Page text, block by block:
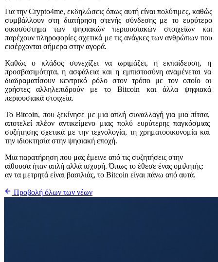
Για την Crypto4me, εκδηλώσεις όπως αυτή είναι πολύτιμες, καθώς
συμβάλλουν στη διατήρηση στενής σύνδεσης με το ευρύτερο
οικοσύστημα των ψηφιακών περιουσιακών στοιχείων και
παρέχουν πληροφορίες σχετικά με τις ανάγκες των ανθρώπων που
εισέρχονται σήμερα στην αγορά.
Καθώς ο κλάδος συνεχίζει να ωριμάζει, η εκπαίδευση, η
προσβασιμότητα, η ασφάλεια και η εμπιστοσύνη αναμένεται να
διαδραματίσουν κεντρικό ρόλο στον τρόπο με τον οποίο οι
χρήστες αλληλεπιδρούν με το Bitcoin και άλλα ψηφιακά
περιουσιακά στοιχεία.
Το Bitcoin, που ξεκίνησε με μια απλή συναλλαγή για μια πίτσα,
αποτελεί πλέον αντικείμενο μιας πολύ ευρύτερης παγκόσμιας
συζήτησης σχετικά με την τεχνολογία, τη χρηματοοικονομία και
την ιδιοκτησία στην ψηφιακή εποχή.
Μια παρατήρηση που μας έμεινε από τις συζητήσεις στην
αίθουσα ήταν απλή αλλά ισχυρή. Όπως το έθεσε ένας ομιλητής:
αν τα μετρητά είναι βασιλιάς, το Bitcoin είναι πάνω από αυτά.
Προβολή όλων των νέων